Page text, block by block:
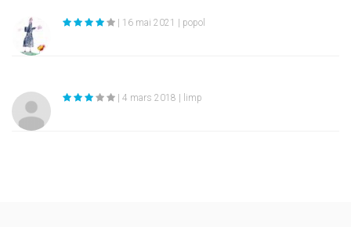
| 16 mai 2021 | popol
| 4 mars 2018 | limp